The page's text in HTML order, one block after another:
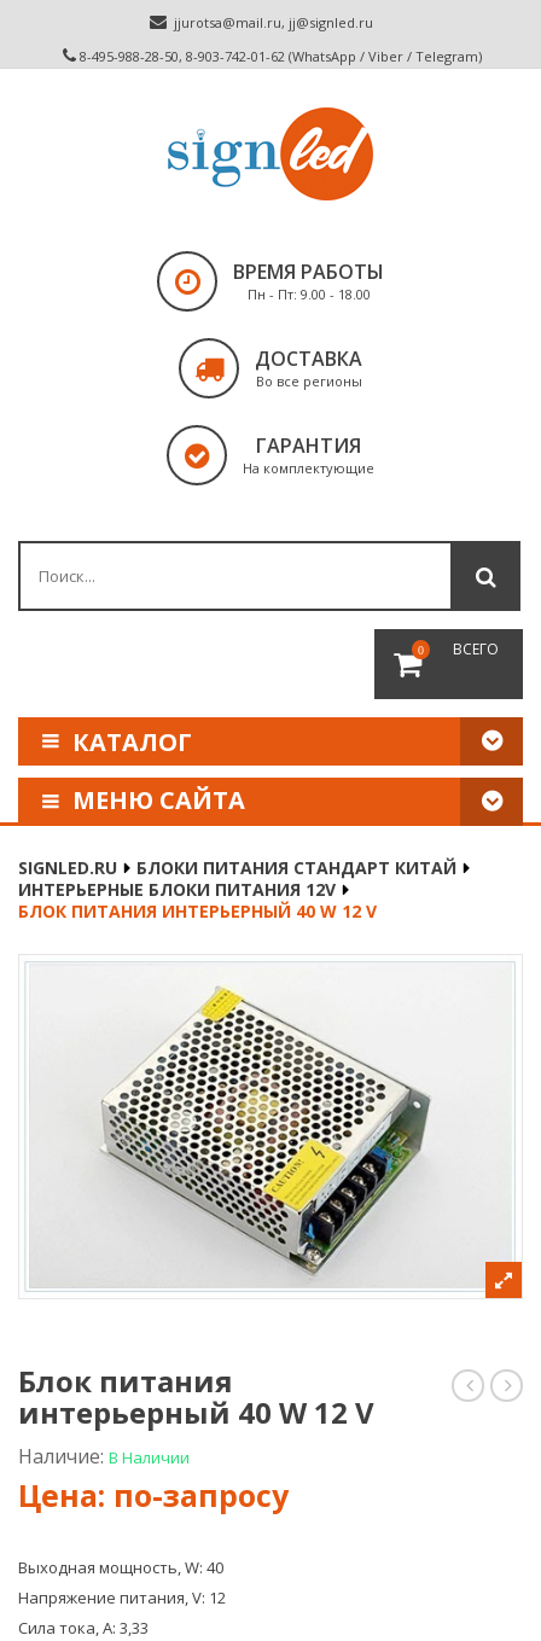
jjurotsa@mail.ru, jj@signled.ru
8-495-988-28-50, 8-903-742-01-62 (WhatsApp / Viber / Telegram)
ВРЕМЯ РАБОТЫ
Пн - Пт: 9.00 - 18.00
ДОСТАВКА
Во все регионы
ГАРАНТИЯ
На комплектующие
0 ВСЕГО
КАТАЛОГ
МЕНЮ САЙТА
ОПЛАТА И ДОСТАВКА
НАШИ РЕКВИЗИТЫ
SIGNLED.RU
БЛОКИ ПИТАНИЯ СТАНДАРТ КИТАЙ
ИНТЕРЬЕРНЫЕ БЛОКИ ПИТАНИЯ 12V
БЛОК ПИТАНИЯ ИНТЕРЬЕРНЫЙ 40 W 12 V
Блок питания
интерьерный 40 W 12 V
Наличие: В Наличии
Выходная мощность, W: 40
Напряжение питания, V: 12
Сила тока, А: 3,33